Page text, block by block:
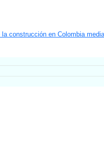
construcción en Colombia